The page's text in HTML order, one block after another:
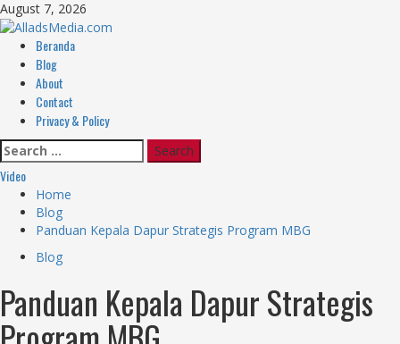
Skip
to
content
August 7, 2026
Primary
Menu
Beranda
Blog
About
Contact
Privacy & Policy
Search
for:
Video
Home
Blog
Panduan Kepala Dapur Strategis Program MBG
Blog
Panduan Kepala Dapur Strategis